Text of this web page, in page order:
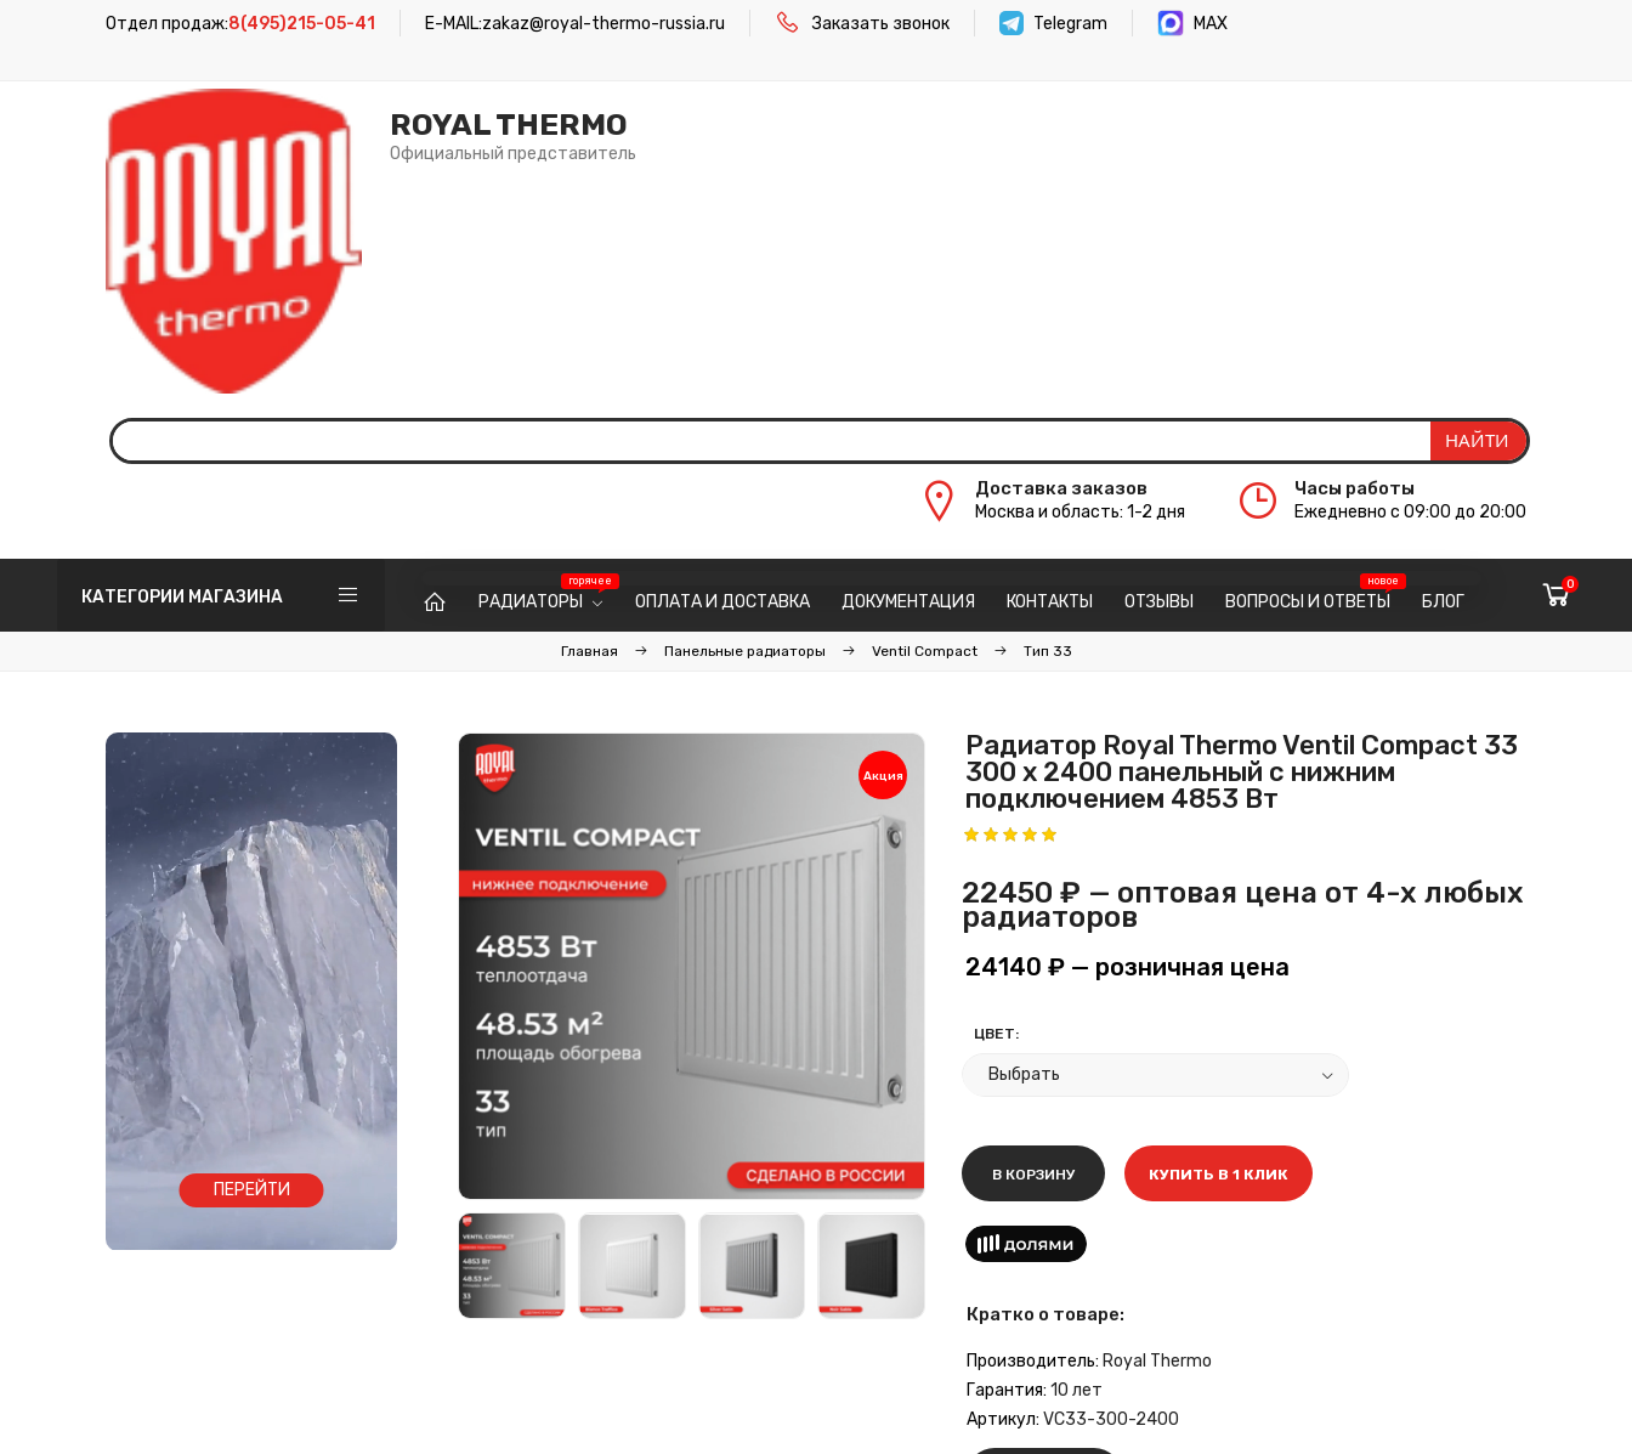
Отдел продаж:8(495)215-05-41 E-MAIL:zakaz@royal-thermo-russia.ru Заказать звонок Telegram MAX
ROYAL THERMO
Официальный представитель
Доставка заказов
Москва и область: 1-2 дня
Часы работы
Ежедневно с 09:00 до 20:00
КАТЕГОРИИ МАГАЗИНА РАДИАТОРЫ ОПЛАТА И ДОСТАВКА ДОКУМЕНТАЦИЯ КОНТАКТЫ ОТЗЫВЫ ВОПРОСЫ И ОТВЕТЫ БЛОГ
0
Главная Панельные радиаторы Ventil Compact Тип 33
Акция
Радиатор Royal Thermo Ventil Compact 33
300 х 2400 панельный с нижним
подключением 4853 Вт
22450 ₽ — оптовая цена от 4-х любых
радиаторов
24140 ₽ — розничная цена
ЦВЕТ:
В КОРЗИНУ КУПИТЬ В 1 КЛИК
Кратко о товаре:
Производитель: Royal Thermo
Гарантия: 10 лет
Артикул: VC33-300-2400
ПЕРЕЙТИ